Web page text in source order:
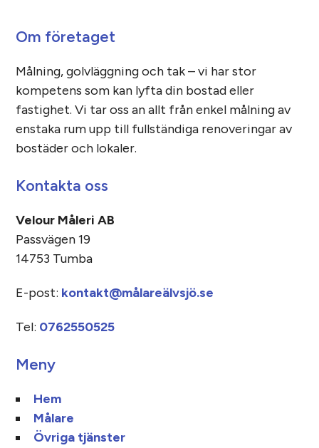
Om företaget
Målning, golvläggning och tak – vi har stor
kompetens som kan lyfta din bostad eller
fastighet. Vi tar oss an allt från enkel målning av
enstaka rum upp till fullständiga renoveringar av
bostäder och lokaler.
Kontakta oss
Velour Måleri AB
Passvägen 19
14753 Tumba
E-post: kontakt@målareälvsjö.se
Tel: 0762550525
Meny
Hem
Målare
Övriga tjänster